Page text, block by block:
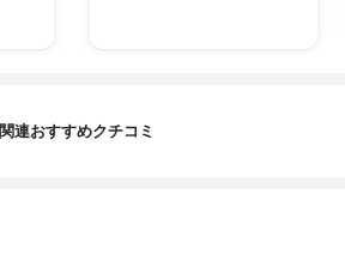
関連おすすめクチコミ